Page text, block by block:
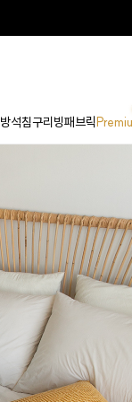
방석침구리빙패브릭